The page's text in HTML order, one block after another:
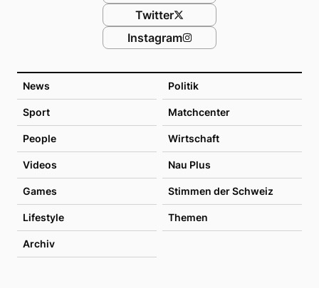
News Politik
Sport Matchcenter
People Wirtschaft
Videos Nau Plus
Games Stimmen der Schweiz
Lifestyle Themen
Archiv
Twitter
Instagram